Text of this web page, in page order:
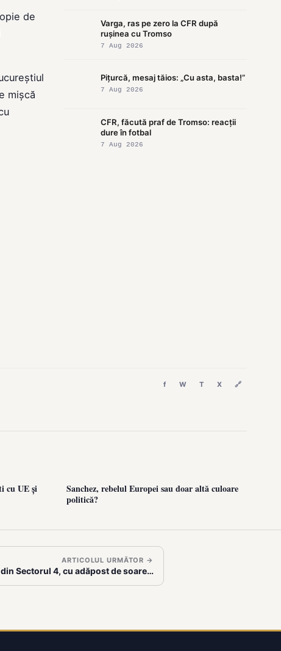
de
mișcă
Varga, ras pe zero la CFR după
rușinea cu Tromso
7 Aug 2026
Pițurcă, mesaj tăios: „Cu asta, basta!”
7 Aug 2026
CFR, făcută praf de Tromso: reacții
dure în fotbal
7 Aug 2026
f W T X 🔗
cu UE și
Sanchez, rebelul Europei sau doar altă culoare
politică?
ARTICOLUL URMĂTOR →
din Sectorul 4, cu adăpost de soare…